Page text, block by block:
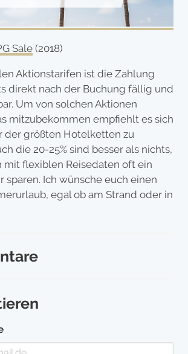
Sale (2018)
Aktionstarifen ist die Zahlung
direkt nach der Buchung fällig und
Um von solchen Aktionen
mitzubekommen empfiehlt es sich
der größten Hotelketten zu
die 20-25% sind besser als nichts,
mit flexiblen Reisedaten oft ein
sparen. Ich wünsche euch einen
egal ob am Strand oder in